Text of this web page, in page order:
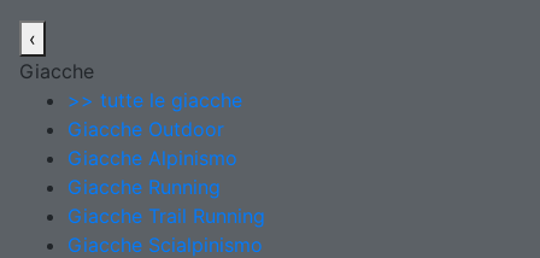
‹
Giacche
>> tutte le giacche
Giacche Outdoor
Giacche Alpinismo
Giacche Running
Giacche Trail Running
Giacche Scialpinismo